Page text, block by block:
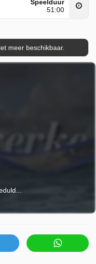
Speelduur
51:00
meer beschikbaar.